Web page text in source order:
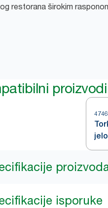
restorana širokim
proizvodi
isporuke